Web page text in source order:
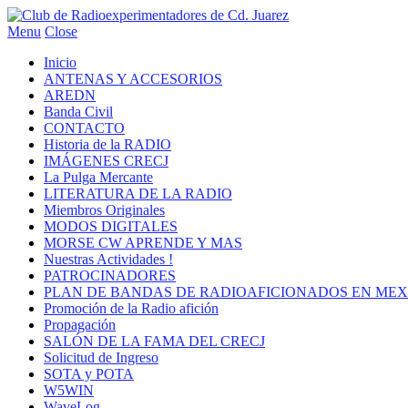
Menu Close
Inicio
ANTENAS Y ACCESORIOS
AREDN
Banda Civil
CONTACTO
Historia de la RADIO
IMÁGENES CRECJ
La Pulga Mercante
LITERATURA DE LA RADIO
Miembros Originales
MODOS DIGITALES
MORSE CW APRENDE Y MAS
Nuestras Actividades !
PATROCINADORES
PLAN DE BANDAS DE RADIOAFICIONADOS EN
Promoción de la Radio afición
Propagación
SALÓN DE LA FAMA DEL CRECJ
Solicitud de Ingreso
SOTA y POTA
W5WIN